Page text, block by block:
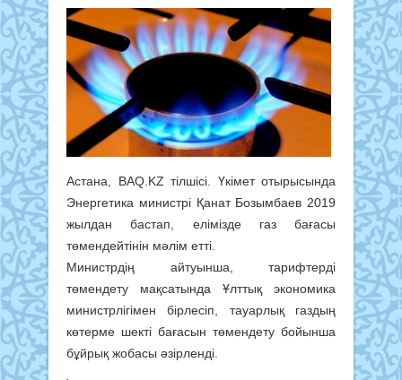
Астана, BAQ.KZ тілшісі. Үкімет отырысында
Энергетика министрі Қанат Бозымбаев 2019
жылдан бастап, елімізде газ бағасы
төмендейтінін мәлім етті.
Министрдің айтуынша, тарифтерді
төмендету мақсатында Ұлттық экономика
министрлігімен бірлесіп, тауарлық газдың
көтерме шекті бағасын төмендету бойынша
бұйрық жобасы әзірленді.